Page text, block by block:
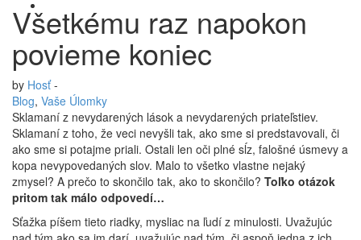
Všetkému raz napokon
povieme koniec
by Hosť-
Blog, Vaše Úlomky
Sklamaní z nevydarených lások a nevydarených priateľstiev.
Sklamaní z toho, že veci nevyšli tak, ako sme si predstavovali, či
ako sme si potajme priali. Ostali len oči plné sĺz, falošné úsmevy a
kopa nevypovedaných slov. Malo to všetko vlastne nejaký
zmysel? A prečo to skončilo tak, ako to skončilo? Toľko otázok
pritom tak málo odpovedí…
Sťažka píšem tieto riadky, mysliac na ľudí z minulosti. Uvažujúc